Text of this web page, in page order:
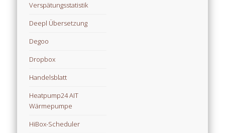
Verspätungsstatistik
Deepl Übersetzung
Degoo
Dropbox
Handelsblatt
Heatpump24 AIT
Wärmepumpe
HiBox-Scheduler